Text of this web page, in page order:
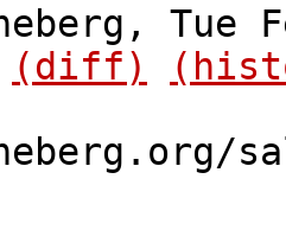
Tue
(diff)